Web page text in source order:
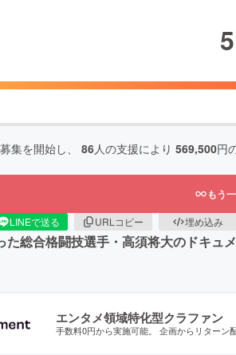
集を開始し、 86人の支援により 569,500円
もう
LINEで送る URLコピー 埋め込み
総合格闘技選手・高須将大のドキュ
エンタメ領域特化型クラファン
手数料0円から実施可能。 企画からリターン